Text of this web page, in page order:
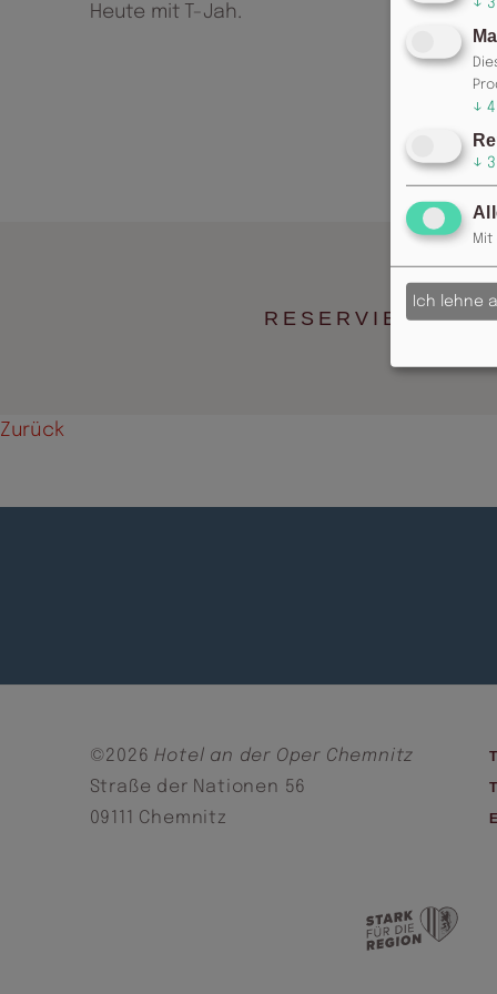
Heute mit
T-Jah.
Zurück
©2026Hotel an der Oper Chemnitz
Straße der Nationen 56
09111 Chemnitz
↓ 3
↓ 4
↓ 3
Ich lehne